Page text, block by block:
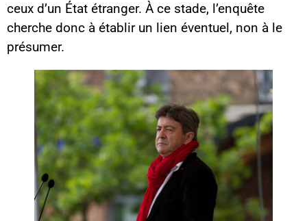
ceux d’un État étranger. À ce stade, l’enquête
cherche donc à établir un lien éventuel, non à le
présumer.